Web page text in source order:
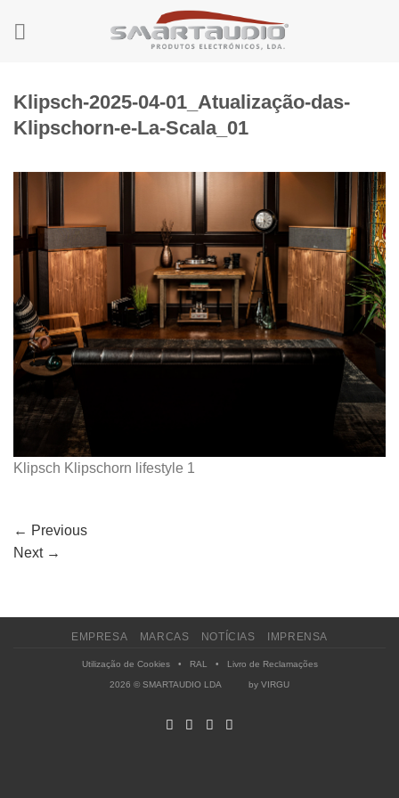
Klipsch-2025-04-01_Atualização-das-
Klipschorn-e-La-Scala_01
Klipsch Klipschorn lifestyle 1
← Previous
Next →
EMPRESA MARCAS NOTÍCIAS IMPRENSA
Utilização de Cookies• RAL • Livro de Reclamações
2026 © SMARTAUDIO LDA by VIRGU